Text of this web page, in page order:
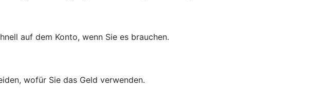
auf dem Konto, wenn Sie es brauchen.
wofür Sie das Geld verwenden.